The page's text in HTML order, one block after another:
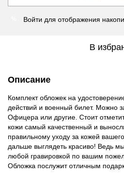
Войти для отображения
В
Описание
Комплект обложек на
действий и военный билет. Можно
Офицера или другие. Стоит
кожи самый качественный и
правильному уходу за кожей
дальше выглядеть красиво! Ведь
любой гравировкой по вашим
Обложка послужит отличным